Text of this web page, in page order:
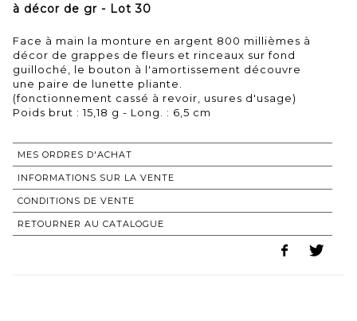
à décor de gr - Lot 30
Face à main la monture en argent 800 millièmes à
décor de grappes de fleurs et rinceaux sur fond
guilloché, le bouton à l'amortissement découvre
une paire de lunette pliante.
(fonctionnement cassé à revoir, usures d'usage)
Poids brut : 15,18 g - Long. : 6,5 cm
MES ORDRES D'ACHAT
INFORMATIONS SUR LA VENTE
CONDITIONS DE VENTE
RETOURNER AU CATALOGUE